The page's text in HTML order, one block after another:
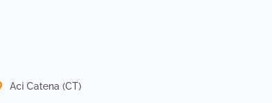
Aci Catena (CT)